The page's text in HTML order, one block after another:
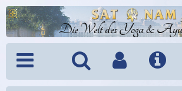
Die Welt des Yoga &